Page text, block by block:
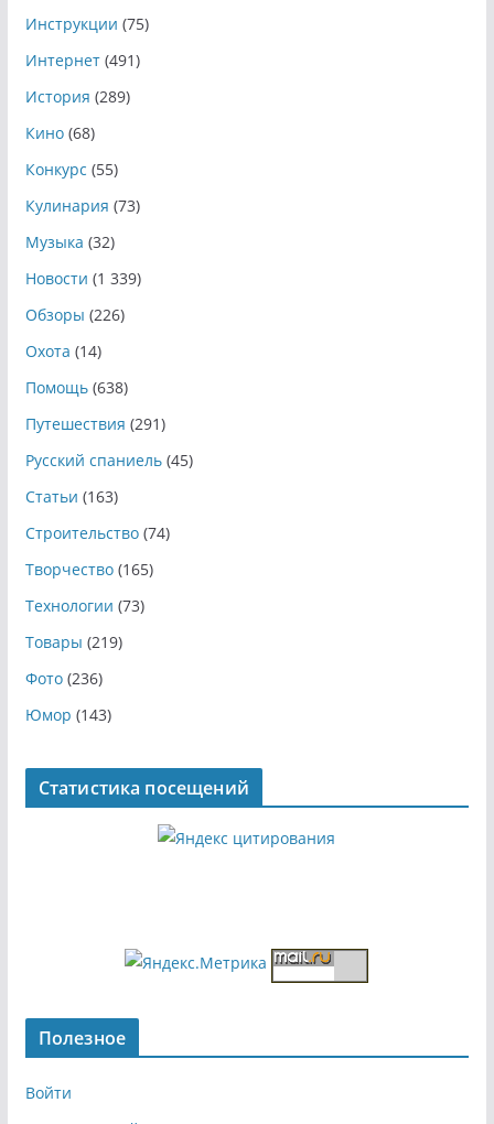
Инструкции (75)
Интернет(491)
История (289)
Кино(68)
Конкурс (55)
Кулинария (73)
Музыка (32)
Новости (1 339)
Обзоры (226)
Охота (14)
Помощь(638)
Путешествия (291)
Русский спаниель(45)
Статьи (163)
Строительство(74)
Творчество(165)
Технологии (73)
Товары (219)
Фото(236)
Юмор (143)
Статистика посещений
Полезное
Войти